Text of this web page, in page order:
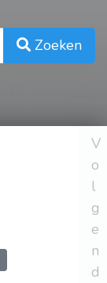
Zoeken
V
o
l
g
e
n
d